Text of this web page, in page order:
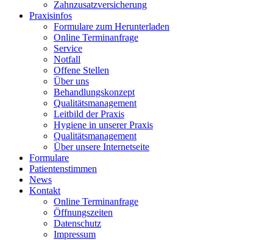
Zahnzusatzversicherung
Praxisinfos
Formulare zum Herunterladen
Online Terminanfrage
Service
Notfall
Offene Stellen
Über uns
Behandlungskonzept
Qualitätsmanagement
Leitbild der Praxis
Hygiene in unserer Praxis
Qualitätsmanagement
Über unsere Internetseite
Formulare
Patientenstimmen
News
Kontakt
Online Terminanfrage
Öffnungszeiten
Datenschutz
Impressum